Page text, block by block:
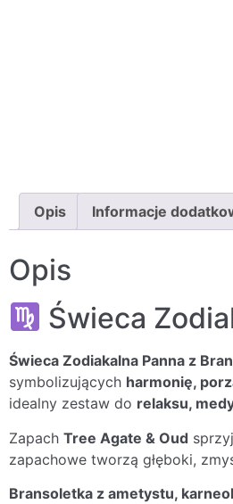
Opis Informacje
Opis
Świeca
Świeca Zodiakalna Panna z
symbolizujących harmonię,
idealny zestaw do relaksu,
Zapach Tree Agate & Oud
zapachowe tworzą głęboki,
Bransoletka z ametystu,